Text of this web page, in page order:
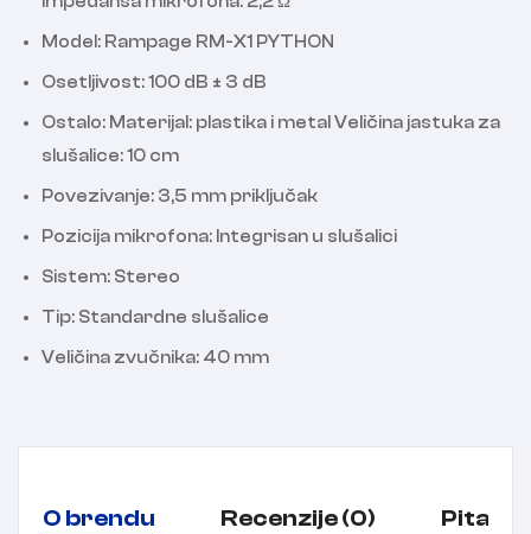
Model: Rampage RM-X1 PYTHON
Osetljivost: 100 dB ± 3 dB
Ostalo: Materijal: plastika i metal Veličina jastuka za
slušalice: 10 cm
Povezivanje: 3,5 mm priključak
Pozicija mikrofona: Integrisan u slušalici
Sistem: Stereo
Tip: Standardne slušalice
Veličina zvučnika: 40 mm
O brendu Recenzije (0) Pitanja